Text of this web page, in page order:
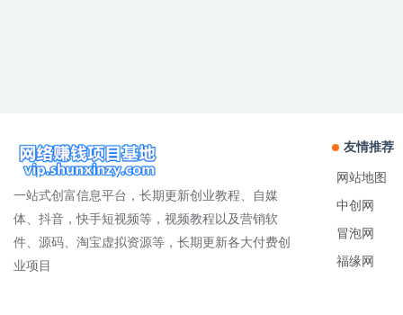
一站式创富信息平台，长期更新创业教程、自媒
体、抖音，快手短视频等，视频教程以及营销软
件、源码、淘宝虚拟资源等，长期更新各大付费创
业项目
友情推荐
网站地图
中创网
冒泡网
福缘网